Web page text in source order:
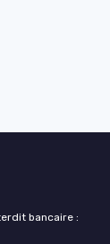
bancaire :